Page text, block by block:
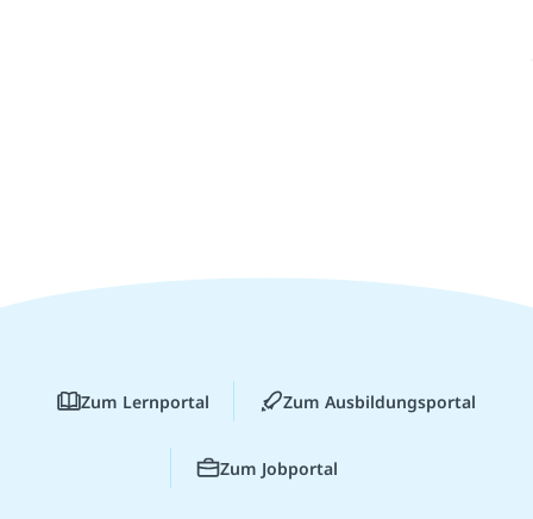
Zum Lernportal Zum Ausbildungsportal
Zum Jobportal